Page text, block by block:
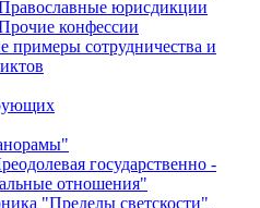
юрисдикции
конфессии
примеры сотрудничества и
государственно -
отношения"
"Пределы светскости"